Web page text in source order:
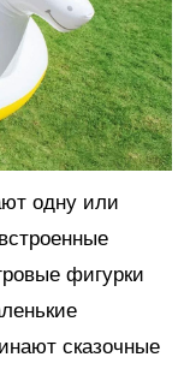
одну или
фигурки
сказочные